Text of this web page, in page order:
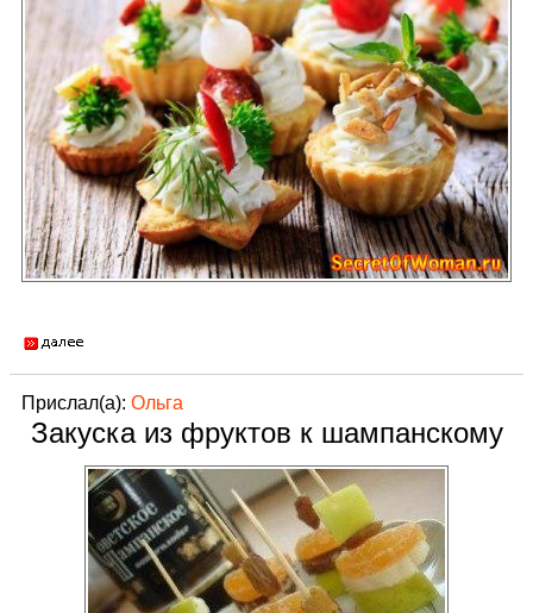
Прислал(а): Ольга
Закуска из фруктов к шампанскому